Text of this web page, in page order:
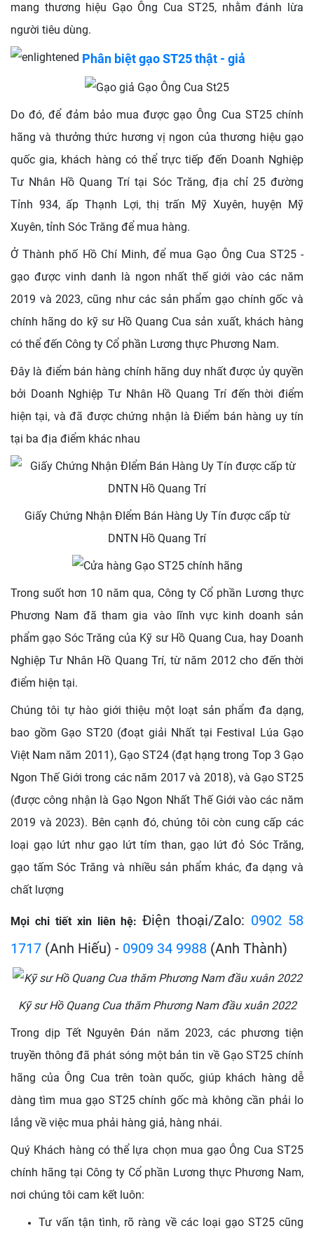
mang thương hiệu Gạo Ông Cua ST25, nhằm đánh lừa
người tiêu dùng.
Phân biệt gạo ST25 thật - giả
Do đó, để đảm bảo mua được gạo Ông Cua ST25 chính
hãng và thưởng thức hương vị ngon của thương hiệu gạo
quốc gia, khách hàng có thể trực tiếp đến Doanh Nghiệp
Tư Nhân Hồ Quang Trí tại Sóc Trăng, địa chỉ 25 đường
Tỉnh 934, ấp Thạnh Lợi, thị trấn Mỹ Xuyên, huyện Mỹ
Xuyên, tỉnh Sóc Trăng để mua hàng.
Ở Thành phố Hồ Chí Minh, để mua Gạo Ông Cua ST25 -
gạo được vinh danh là ngon nhất thế giới vào các năm
2019 và 2023, cũng như các sản phẩm gạo chính gốc và
chính hãng do kỹ sư Hồ Quang Cua sản xuất, khách hàng
có thể đến Công ty Cổ phần Lương thực Phương Nam.
Đây là điểm bán hàng chính hãng duy nhất được ủy quyền
bởi Doanh Nghiệp Tư Nhân Hồ Quang Trí đến thời điểm
hiện tại, và đã được chứng nhận là Điểm bán hàng uy tín
tại ba địa điểm khác nhau
Giấy Chứng Nhận ĐIểm Bán Hàng Uy Tín được cấp từ
DNTN Hồ Quang Trí
Trong suốt hơn 10 năm qua, Công ty Cổ phần Lương thực
Phương Nam đã tham gia vào lĩnh vực kinh doanh sản
phẩm gạo Sóc Trăng của Kỹ sư Hồ Quang Cua, hay Doanh
Nghiệp Tư Nhân Hồ Quang Trí, từ năm 2012 cho đến thời
điểm hiện tại.
Chúng tôi tự hào giới thiệu một loạt sản phẩm đa dạng,
bao gồm Gạo ST20 (đoạt giải Nhất tại Festival Lúa Gạo
Việt Nam năm 2011), Gạo ST24 (đạt hạng trong Top 3 Gạo
Ngon Thế Giới trong các năm 2017 và 2018), và Gạo ST25
(được công nhận là Gạo Ngon Nhất Thế Giới vào các năm
2019 và 2023). Bên cạnh đó, chúng tôi còn cung cấp các
loại gạo lứt như gạo lứt tím than, gạo lứt đỏ Sóc Trăng,
gạo tấm Sóc Trăng và nhiều sản phẩm khác, đa dạng và
chất lượng
Mọi chi tiết xin liên hệ:Điện thoại/Zalo: 0902 58
1717 (Anh Hiếu) - 0909 34 9988 (Anh Thành)
Kỹ sư Hồ Quang Cua thăm Phương Nam đầu xuân 2022
Trong dịp Tết Nguyên Đán năm 2023, các phương tiện
truyền thông đã phát sóng một bản tin về Gạo ST25 chính
hãng của Ông Cua trên toàn quốc, giúp khách hàng dễ
dàng tìm mua gạo ST25 chính gốc mà không cần phải lo
lắng về việc mua phải hàng giả, hàng nhái.
Quý Khách hàng có thể lựa chọn mua gạo Ông Cua ST25
chính hãng tại Công ty Cổ phần Lương thực Phương Nam,
nơi chúng tôi cam kết luôn:
Tư vấn tận tình, rõ ràng về các loại gạo ST25 cũng